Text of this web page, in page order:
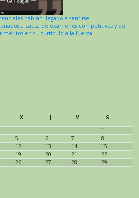
habrán llegado a sentirse
a causa de exámenes competitivos y del
en su currículo a la fuerza.
X J V
S
1
5 6 7
8
12 13 14
15
19 20 21
22
26 27 28
29